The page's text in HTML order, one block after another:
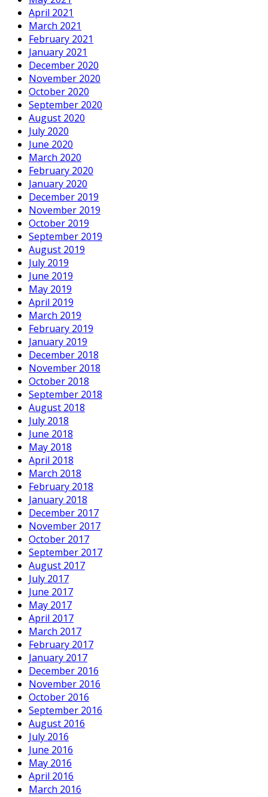
April 2021
March 2021
February 2021
January 2021
December 2020
November 2020
October 2020
September 2020
August 2020
July 2020
June 2020
March 2020
February 2020
January 2020
December 2019
November 2019
October 2019
September 2019
August 2019
July 2019
June 2019
May 2019
April 2019
March 2019
February 2019
January 2019
December 2018
November 2018
October 2018
September 2018
August 2018
July 2018
June 2018
May 2018
April 2018
March 2018
February 2018
January 2018
December 2017
November 2017
October 2017
September 2017
August 2017
July 2017
June 2017
May 2017
April 2017
March 2017
February 2017
January 2017
December 2016
November 2016
October 2016
September 2016
August 2016
July 2016
June 2016
May 2016
April 2016
March 2016